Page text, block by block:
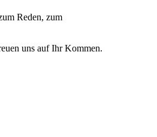
Reden, zum
uns auf Ihr Kommen.